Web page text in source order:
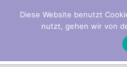
Diese Website benutzt
nutzt, gehen wir von